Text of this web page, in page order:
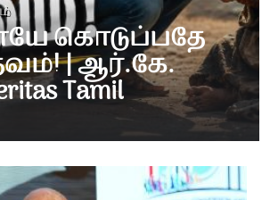
கொடுப்பதே
| ஆர்.கே.
Tamil